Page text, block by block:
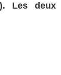
Les deux